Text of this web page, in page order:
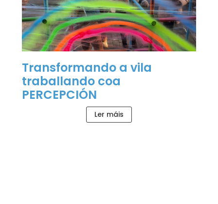
Transformando a vila
traballando coa
PERCEPCIÓN
Ler máis